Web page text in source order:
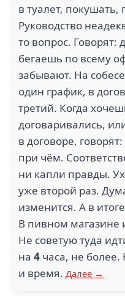
в туалет, покушать,
Руководство
то вопрос. Говорят:
бегаешь по всему
забывают. На
один график, в
третий. Когда
договаривались,
в договоре,
при чём.
ни капли правды.
уже второй раз.
изменится. А в
В пивном магазине
Не советую туда
на 4 часа, не более.
и время. Далее →